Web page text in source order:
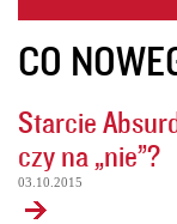
CO
Starcie
czy na „nie”?
03.10.2015